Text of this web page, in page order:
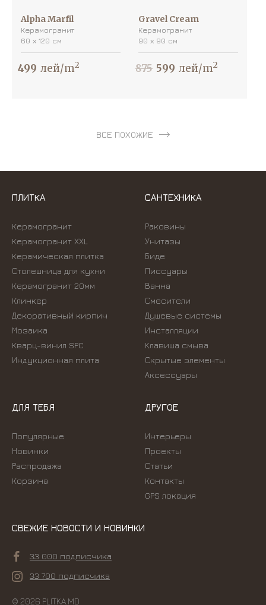
Alpha Marfil
Керамогранит
60 х 120 см
499 лей/m2
Gravel Cream
Керамогранит
90 х 90 см
875 599 лей/m2
ВСЕ ПОХОЖИЕ
ПЛИТКА
Керамогранит
Керамогранит XXL
Керамическая плитка
Столешница для кухни
Керамогранит 20мм
Клинкер
Декоративный кирпич
Мозаика
Кварц-винил SPC
Индукционная плита
САНТЕХНИКА
Раковины
Унитазы
Биде
Писсуары
Ванна
Смесители
Душевые системы
Инсталляции
Kлавиша смыва
Скрытые элементы
Аксессуары
ДЛЯ ТЕБЯ
Популярные
Новинки
Распродажа
Корзина
ДРУГОЕ
Интерьеры
Проекты
Статьи
Контакты
GPS локация
СВЕЖИЕ НОВОСТИ И НОВИНКИ
33 000 подписчика
33 700 подписчика
© 2026 PLITKA.MD